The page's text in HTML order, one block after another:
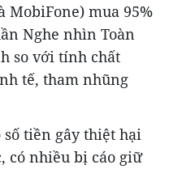
MobiFone) mua 95%
Nghe nhìn Toàn
so với tính chất
tế, tham nhũng
tiền gây thiệt hại
có nhiều bị cáo giữ